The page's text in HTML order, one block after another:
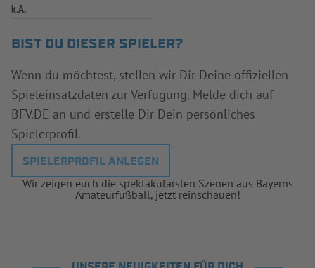
k.A.
BIST DU DIESER SPIELER?
Wenn du möchtest, stellen wir Dir Deine offiziellen
Spieleinsatzdaten zur Verfügung. Melde dich auf
BFV.DE an und erstelle Dir Dein persönliches
Spielerprofil.
SPIELERPROFIL ANLEGEN
Wir zeigen euch die spektakulärsten Szenen aus Bayerns
Amateurfußball, jetzt reinschauen!